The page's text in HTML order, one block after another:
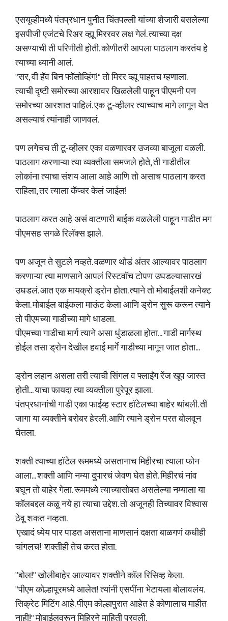
एसयूव्हीमध्ये पंतप्रधान पुनीत चिंतपल्ली यांच्या शेजारी बसलेल्या
इसपीजी एजंटचे रिअर व्ह्यू मिररवर लक्ष गेलं. त्याच्या दक्ष
असण्याची ती परिणीती होती. कोणीतरी आपला पाठलाग करतंय हे
त्याच्या ध्यानी आलं.
"सर, वी हॅव बिन फॉलोव्हिंग!" तो मिरर व्ह्यू पाहतच म्हणाला.
त्याची दृष्टी समोरच्या आरशावर खिळलेली पाहून पीएमनी पण
समोरच्या आरशात पाहिलं. एक टू-व्हीलर त्याच्याच मागे लागून येत
असल्याचं त्यांनाही जाणवलं.
पण लगेचच ती टू-व्हीलर एका वळणारवर उजव्या बाजूला वळली.
पाठलाग करणाऱ्या त्या व्यक्तीला समजले होते, ती गाडीतील
लोकांना त्याचा संशय आला आहे आणि तो असाच पाठलाग करत
राहिला, तर त्याला कॅप्चर केलं जाईल!
पाठलाग करत आहे असं वाटणारी बाईक वळलेली पाहून गाडीत मग
पीएमसह सगळे रिलॅक्स झाले.
पण अजून ते सुटले नव्हते. वळणार थोडं अंतर आल्यावर पाठलाग
करणाऱ्या त्या माणसाने आपलं रिस्टवॉच टोपण उघडल्यासारखं
उघडलं. आत एक मायक्रो ड्रोन होता. त्याने तो मोबाईलशी कनेक्ट
केला. मोबाईल बाईकला माऊंट केला आणि ड्रोन सुरू करून त्याने
तो पीएमच्या गाडीच्या मागे धाडला.
पीएमच्या गाडीचा मार्ग त्याने असा धुंडाळला होता... गाडी मार्गस्थ
होईल तसा ड्रोन देखील हवाई मार्गे गाडीच्या मागून जात होता...
ड्रोन लहान असला तरी त्याची सिंगल व फ्लाईंग रेंज खूप जास्त
होती... याचा फायदा त्या व्यक्तीला पुरेपूर झाला.
पंतप्रधानांची गाडी एका फाईव्ह स्टार हॉटेलच्या बाहेर थांबली. ती
जागा या व्यक्तीने बरोबर हेरली. आणि त्याने ड्रोन परत बोलवून
घेतला.
शक्ती त्याच्या हॉटेल रूममध्ये असतानाच मिहीरचा त्याला फोन
आला... शक्ती आणि नम्या दुपारचं जेवण घेत होते. मिहीरचं नांव
बघून तो बाहेर गेला. रूममध्ये त्याच्यासोबत असलेल्या नम्याला या
कॉलबद्दल कळू नये हा त्याचा उद्देश. तो अजूनही तिच्यावर विश्वास
ठेवू शकत नव्हता.
'एखादं ध्येय पार पाडत असताना माणसानं दक्षता बाळगणं कधीही
चांगलच!' शक्तीही तेच करत होता.
"बोल!" खोलीबाहेर आल्यावर शक्तीने कॉल रिसिव्ह केला.
"पीएम कोल्हापूरमध्ये आलेत! त्यांनी एसपींना भेटायला बोलावलंय.
सिक्रेट मिटिंग आहे. पीएम कोल्हापुरात आहेत हे कोणालाच माहीत